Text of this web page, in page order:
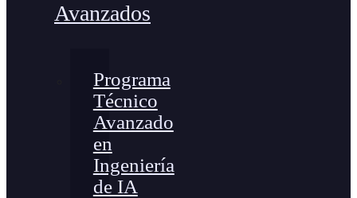
Avanzados
Programa
Técnico
Avanzado
en
Ingeniería
de IA